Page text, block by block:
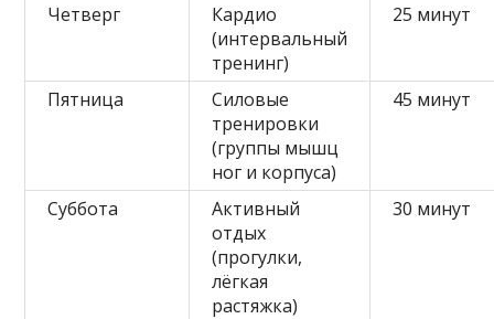
Четверг
Кардио
(интервальный
тренинг)
25 минут
Пятница
Силовые
тренировки
(группы мышц
ног и корпуса)
45 минут
Суббота
Активный
отдых
(прогулки,
лёгкая
растяжка)
30 минут